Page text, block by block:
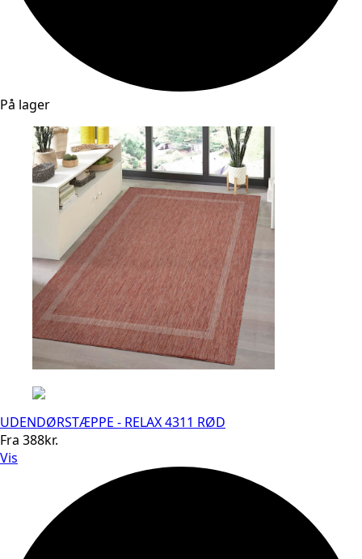
På lager
UDENDØRSTÆPPE - RELAX 4311 RØD
Fra 388kr.
Vis